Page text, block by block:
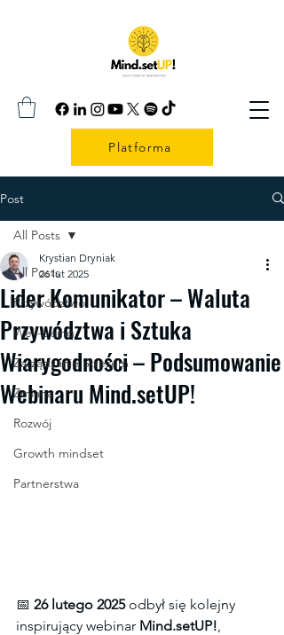
Platforma
Post
All Posts
Przywództwo
Well-being
Zarządzanie Stresem
Zmiana
Rozwój
Growth mindset
Partnerstwa
All Posts
Lider Komunikator – Waluta
Przywództwa i Sztuka
Wiarygodności – Podsumowanie
Webinaru Mind.setUP!
Krystian Dryniak
26 lut 2025
📅 26 lutego 2025 odbył się kolejny
inspirujący webinar Mind.setUP!